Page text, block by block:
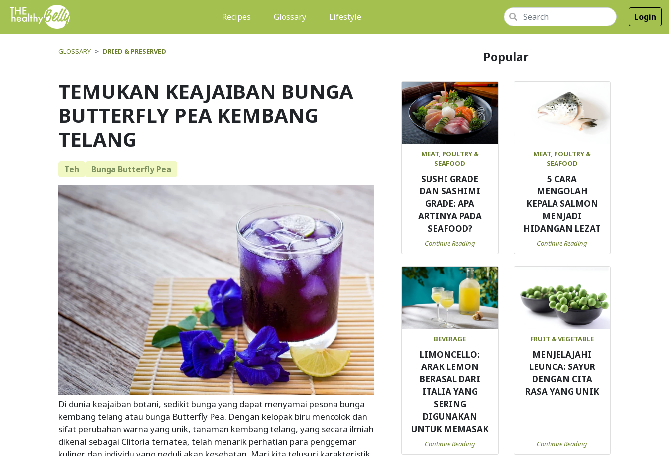
Recipes (current)Glossary Lifestyle Login
GLOSSARY DRIED & PRESERVED
TEMUKAN KEAJAIBAN BUNGA
BUTTERFLY PEA KEMBANG
TELANG
Teh Bunga Butterfly Pea
Di dunia keajaiban botani, sedikit bunga yang dapat menyamai pesona bunga
kembang telang atau bunga Butterfly Pea. Dengan kelopak biru mencolok dan
sifat perubahan warna yang unik, tanaman kembang telang, yang secara ilmiah
dikenal sebagai Clitoria ternatea, telah menarik perhatian para penggemar
Popular
MEAT, POULTRY &
SEAFOOD
SUSHI GRADE
DAN SASHIMI
GRADE: APA
ARTINYA PADA
SEAFOOD?
Continue Reading
MEAT, POULTRY &
SEAFOOD
5 CARA
MENGOLAH
KEPALA SALMON
MENJADI
HIDANGAN LEZAT
Continue Reading
BEVERAGE
LIMONCELLO:
ARAK LEMON
BERASAL DARI
ITALIA YANG
SERING
DIGUNAKAN
UNTUK MEMASAK
Continue Reading
FRUIT & VEGETABLE
MENJELAJAHI
LEUNCA: SAYUR
DENGAN CITA
RASA YANG UNIK
Continue Reading